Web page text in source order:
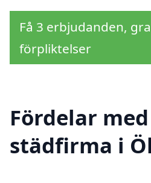
Få 3 erbjudanden,
förpliktelser
Fördelar
städfirma i